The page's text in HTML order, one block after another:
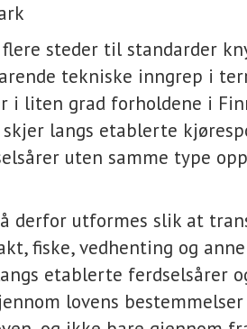
flere steder til standarder
tekniske inngrep i
i liten grad forholdene i
langs etablerte
uten samme type
derfor utformes slik at
fiske, vedhenting og
etablerte ferdselsårer
lovens